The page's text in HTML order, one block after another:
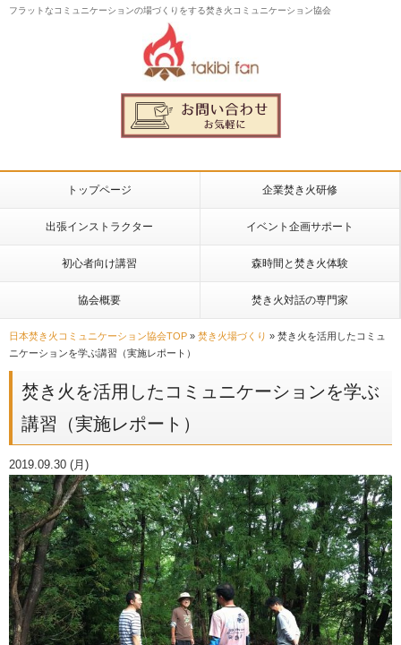
フラットなコミュニケーションの場づくりをする焚き火コミュニケーション協会
トップページ 企業焚き火研修
出張インストラクター イベント企画サポート
初心者向け講習 森時間と焚き火体験
協会概要 焚き火対話の専門家
日本焚き火コミュニケーション協会TOP » 焚き火場づくり » 焚き火を活用したコミュ
ニケーションを学ぶ講習（実施レポート）
焚き火を活用したコミュニケーションを学ぶ
講習（実施レポート）
2019.09.30 (月)